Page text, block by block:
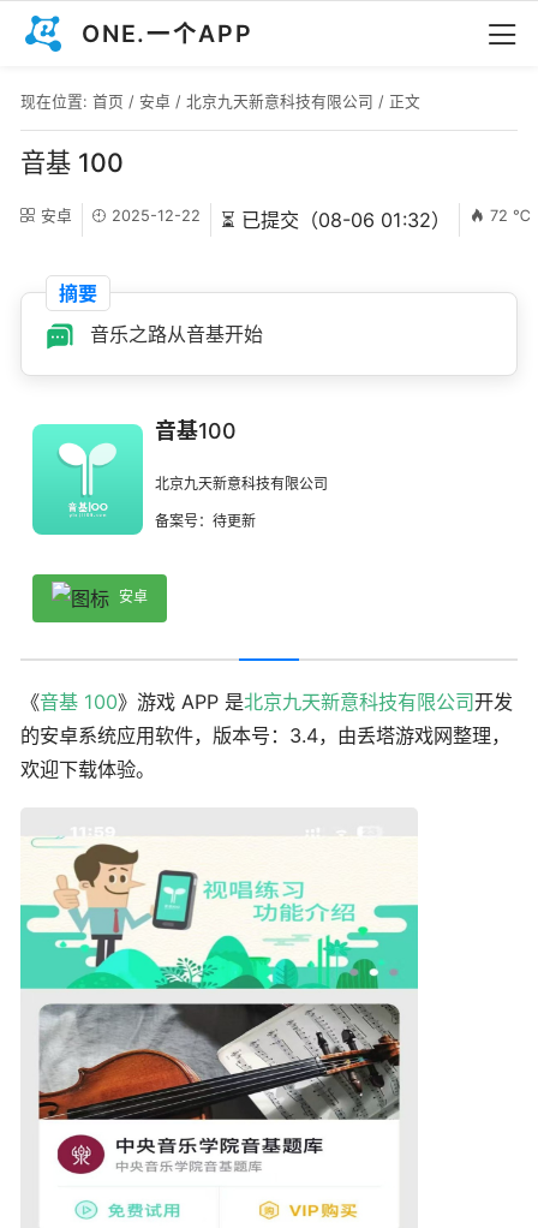
ONE.一个APP
现在位置: 首页 / 安卓 / 北京九天新意科技有限公司 / 正文
音基 100
安卓 2025-12-22 ⏳ 已提交（08-06 01:32） 72 ℃
摘要
音乐之路从音基开始
音基100
北京九天新意科技有限公司
备案号：待更新
安卓
《音基 100》游戏 APP 是北京九天新意科技有限公司开发
的安卓系统应用软件，版本号：3.4，由丢塔游戏网整理，
欢迎下载体验。